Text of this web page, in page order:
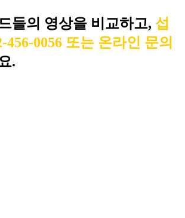
들의 영상을 비교하고, 섭
456-0056 또는 온라인 문의
.